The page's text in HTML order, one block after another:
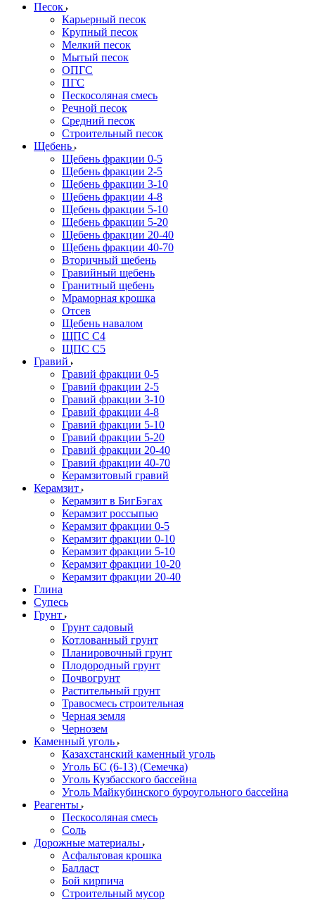
Песок
Карьерный песок
Крупный песок
Мелкий песок
Мытый песок
ОПГС
ПГС
Пескосоляная смесь
Речной песок
Средний песок
Строительный песок
Щебень
Щебень фракции 0-5
Щебень фракции 2-5
Щебень фракции 3-10
Щебень фракции 4-8
Щебень фракции 5-10
Щебень фракции 5-20
Щебень фракции 20-40
Щебень фракции 40-70
Вторичный щебень
Гравийный щебень
Гранитный щебень
Мраморная крошка
Отсев
Щебень навалом
ЩПС С4
ЩПС С5
Гравий
Гравий фракции 0-5
Гравий фракции 2-5
Гравий фракции 3-10
Гравий фракции 4-8
Гравий фракции 5-10
Гравий фракции 5-20
Гравий фракции 20-40
Гравий фракции 40-70
Керамзитовый гравий
Керамзит
Керамзит в БигБэгах
Керамзит россыпью
Керамзит фракции 0-5
Керамзит фракции 0-10
Керамзит фракции 5-10
Керамзит фракции 10-20
Керамзит фракции 20-40
Глина
Супесь
Грунт
Грунт садовый
Котлованный грунт
Планировочный грунт
Плодородный грунт
Почвогрунт
Растительный грунт
Травосмесь строительная
Черная земля
Чернозем
Каменный уголь
Казахстанский каменный уголь
Уголь БС (6-13) (Семечка)
Уголь Кузбасского бассейна
Уголь Майкубинского буроугольного бассейна
Реагенты
Пескосоляная смесь
Соль
Дорожные материалы
Асфальтовая крошка
Балласт
Бой кирпича
Строительный мусор